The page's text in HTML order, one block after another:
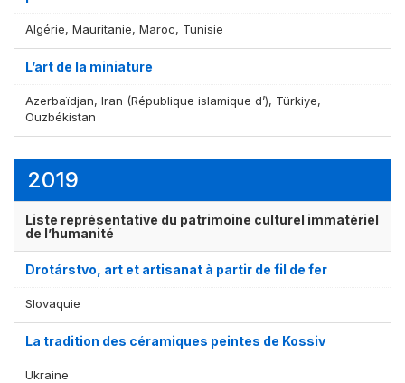
Algérie, Mauritanie, Maroc, Tunisie
L’art de la miniature
Azerbaïdjan, Iran (République islamique d’), Türkiye,
Ouzbékistan
2019
Liste représentative du patrimoine culturel immatériel
de l’humanité
Drotárstvo, art et artisanat à partir de fil de fer
Slovaquie
La tradition des céramiques peintes de Kossiv
Ukraine